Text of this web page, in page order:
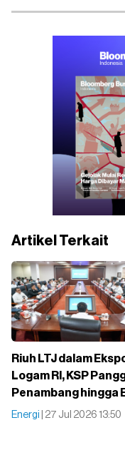
Artikel Terkait
Riuh LTJ dalam
Logam RI, KSP
Penambang hingga
Energi | 27 Jul 2026 13:50